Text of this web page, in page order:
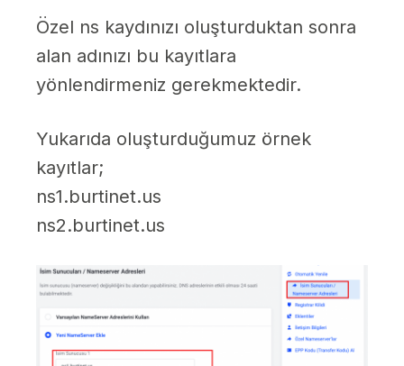
Özel ns kaydınızı oluşturduktan sonra
alan adınızı bu kayıtlara
yönlendirmeniz gerekmektedir.
Yukarıda oluşturduğumuz örnek
kayıtlar;
ns1.burtinet.us
ns2.burtinet.us